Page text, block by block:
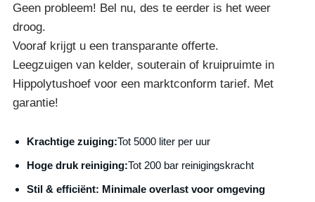
Geen probleem! Bel nu, des te eerder is het weer
droog.
Vooraf krijgt u een transparante offerte.
Leegzuigen van kelder, souterain of kruipruimte in
Hippolytushoef voor een marktconform tarief. Met
garantie!
Krachtige zuiging:Tot 5000 liter per uur
Hoge druk reiniging:Tot 200 bar reinigingskracht
Stil & efficiënt: Minimale overlast voor omgeving